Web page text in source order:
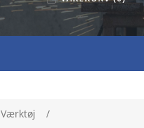
Værktøj
/